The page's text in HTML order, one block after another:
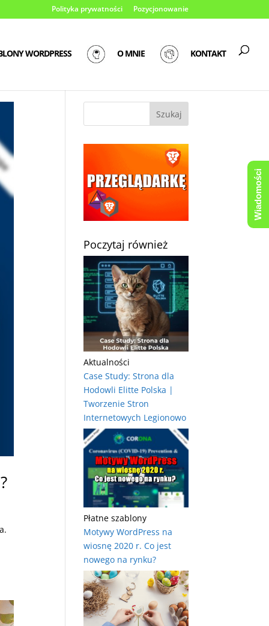
Polityka prywatności Pozycjonowanie
WORDPRESS O MNIE KONTAKT
Poczytaj również
Aktualności
Case Study: Strona dla
Hodowli Elitte Polska |
Tworzenie Stron
Internetowych Legionowo
Płatne szablony
Motywy WordPress na
wiosnę 2020 r. Co jest
nowego na rynku?
Wiadomości